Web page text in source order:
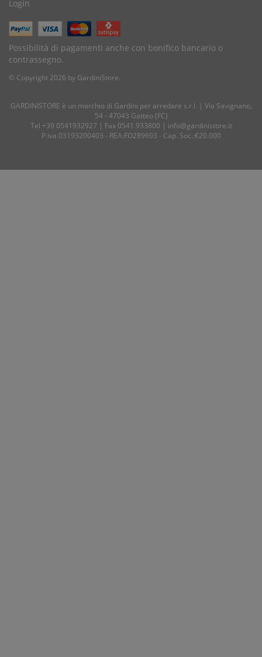
Login
Possibilità di pagamenti anche con bonifico bancario o
contrassegno.
© Copyright 2026 by GardiniStore.
GARDINISTORE è un marchio di Gardini per arredare s.r.l. | Via Savignano,
54 - 47043 Gatteo (FC)
Tel +39 0541932927 | Fax 0541.933800 | info@gardinistore.it
P.iva 03193200403 - REA:FO289693 - Cap. Soc.:€20.000